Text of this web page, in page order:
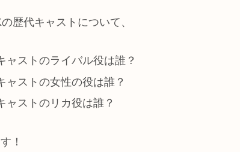
歴代キャストについて、
ストのライバル役は誰？
ャストの女性の役は誰？
ャストのリカ役は誰？
！